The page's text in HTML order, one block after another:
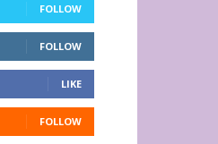
FOLLOW
FOLLOW
LIKE
FOLLOW